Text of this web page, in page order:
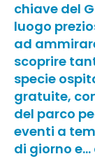
chiave del
luogo
ad
scoprire
specie
gratuite,
del parco
eventi a
di giorno